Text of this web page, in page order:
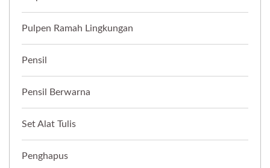
Pulpen Ramah Lingkungan
Pensil
Pensil Berwarna
Set Alat Tulis
Penghapus